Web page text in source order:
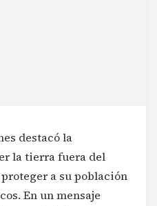
destacó la
la tierra fuera del
a su población
En un mensaje